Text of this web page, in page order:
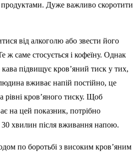
Дуже важливо скоротити
від алкоголю або звести його
ж саме стосується і кофеїну. Однак
підвищує кров’яний тиск у тих,
вживає напій постійно, це
рівні кров’яного тиску. Щоб
на цей показник, потрібно
30 хвилин після вживання напою.
по боротьбі з високим кров’яним